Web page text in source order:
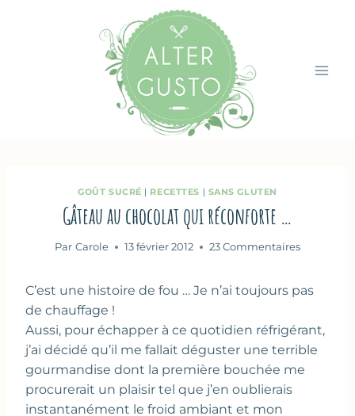
GOÛT SUCRÉ | RECETTES | SANS GLUTEN
Gâteau au chocolat qui réconforte …
Par Carole 13 février 2012 23 Commentaires
C’est une histoire de fou … Je n’ai toujours pas
de chauffage !
Aussi, pour échapper à ce quotidien réfrigérant,
j’ai décidé qu’il me fallait déguster une terrible
gourmandise dont la première bouchée me
procurerait un plaisir tel que j’en oublierais
instantanément le froid ambiant et mon